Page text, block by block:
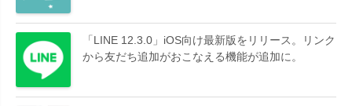
「LINE 12.3.0」iOS向け最新版をリリース。リンク
から友だち追加がおこなえる機能が追加に。